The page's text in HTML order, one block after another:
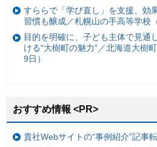
すららで「学び直し」を支援、効
習慣も醸成／札幌山の手高等学校
目的を明確に、子ども主体で見
ける“大樹町の魅力”／北海道大樹
9日）
おすすめ情報 <PR>
貴社Webサイトの“事例紹介”記事